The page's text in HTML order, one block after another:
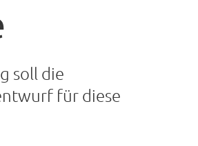
soll die
für diese